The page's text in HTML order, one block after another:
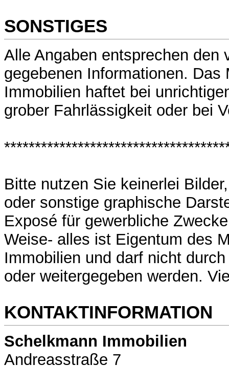
SONSTIGES
Alle Angaben entsprechen den
gegebenen Informationen. Das
Immobilien haftet bei
grober Fahrlässigkeit oder bei
Bitte nutzen Sie keinerlei
oder sonstige graphische
Exposé für gewerbliche
Weise- alles ist Eigentum des
Immobilien und darf nicht
oder weitergegeben werden.
KONTAKTINFORMATION
Schelkmann Immobilien
Andreasstraße 7